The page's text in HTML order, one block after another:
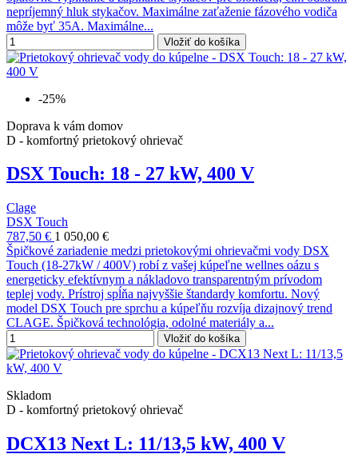
nepríjemný hluk stykačov. Maximálne zaťaženie fázového vodiča
môže byť 35A. Maximálne...
Vložiť do košíka
-25%
Doprava k vám domov
D - komfortný prietokový ohrievač
DSX Touch: 18 - 27 kW, 400 V
Clage
DSX Touch
787,50 € 1 050,00 €
Špičkové zariadenie medzi prietokovými ohrievačmi vody DSX
Touch (18-27kW / 400V) robí z vašej kúpeľne wellnes oázu s
energeticky efektívnym a nákladovo transparentným prívodom
teplej vody. Prístroj spĺňa najvyššie štandardy komfortu. Nový
model DSX Touch pre sprchu a kúpeľňu rozvíja dizajnový trend
CLAGE. Špičková technológia, odolné materiály a...
Vložiť do košíka
Skladom
D - komfortný prietokový ohrievač
DCX13 Next L: 11/13,5 kW, 400 V